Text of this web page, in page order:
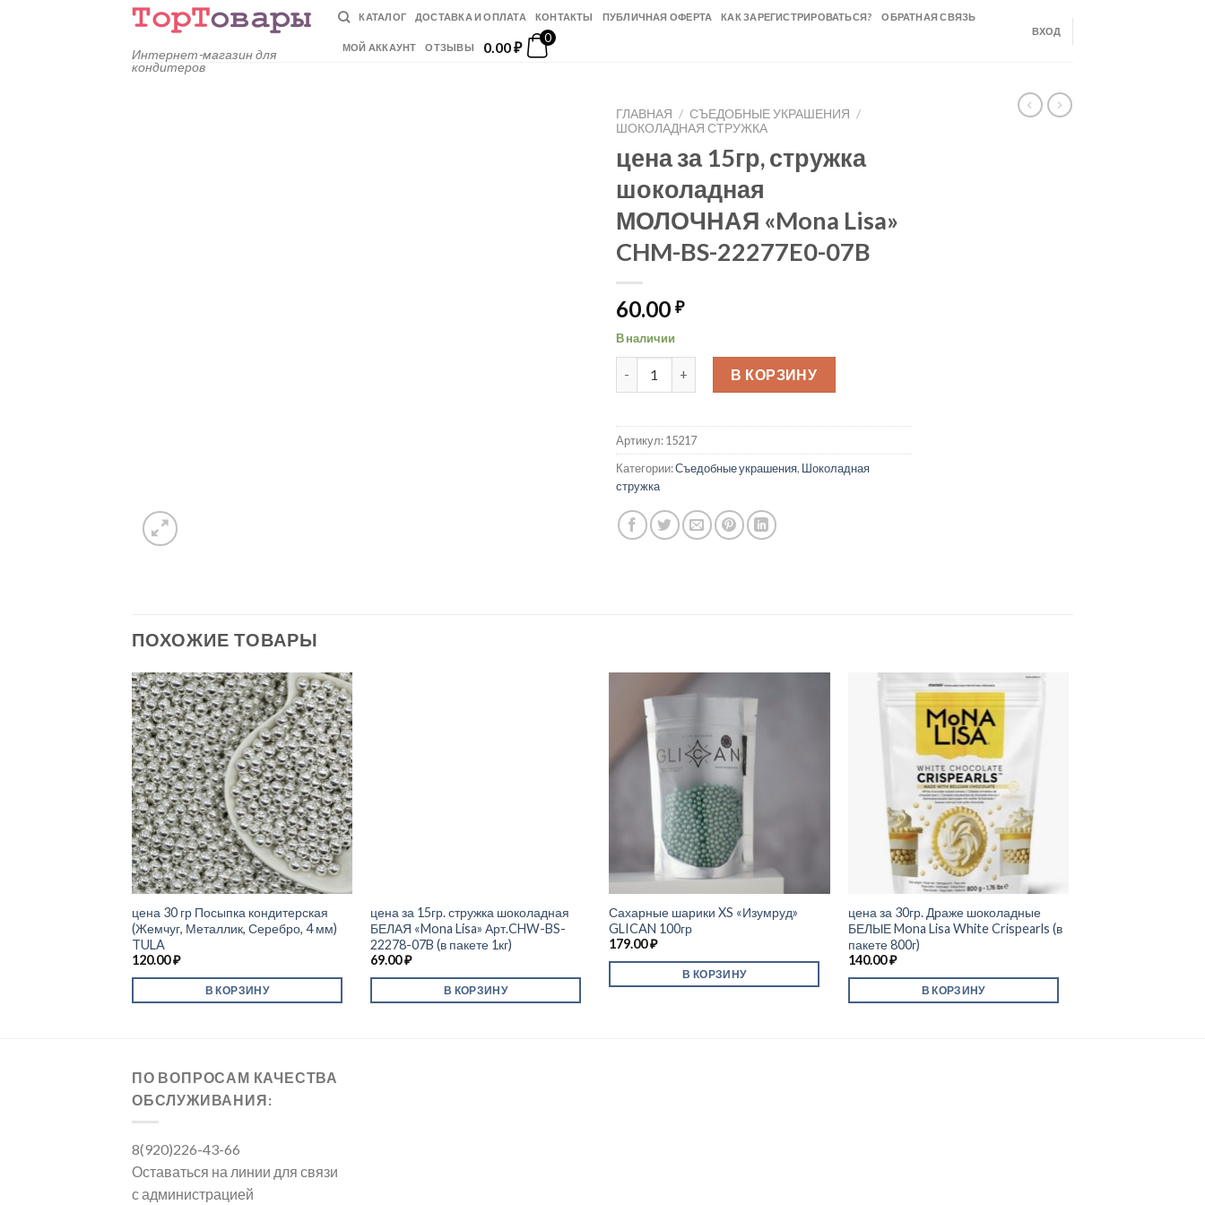
Интернет-магазин для
кондитеров
КАТАЛОГ ДОСТАВКА И ОПЛАТА КОНТАКТЫ ПУБЛИЧНАЯ ОФЕРТА КАК ЗАРЕГИСТРИРОВАТЬСЯ? ОБРАТНАЯ СВЯЗЬ
МОЙ АККАУНТ ОТЗЫВЫ 0.00₽
0 ВХОД
ГЛАВНАЯ / СЪЕДОБНЫЕ УКРАШЕНИЯ /
ШОКОЛАДНАЯ СТРУЖКА
цена за 15гр, стружка
шоколадная
МОЛОЧНАЯ «Mona Lisa»
CHM-BS-22277E0-07B
60.00 ₽
В наличии
Количество товара цена за 15гр, стружка шоколадная МОЛОЧНАЯ "Mona Lisa" CHM-BS-
В КОРЗИНУ
Артикул:15217
Категории:Съедобные украшения, Шоколадная
стружка
ПОХОЖИЕ ТОВАРЫ
цена 30 гр Посыпка кондитерская
(Жемчуг, Металлик, Серебро, 4 мм)
TULA
120.00₽
В КОРЗИНУ
цена за 15гр. стружка шоколадная
БЕЛАЯ «Mona Lisa» Арт.CHW-BS-
22278-07B (в пакете 1кг)
69.00₽
В КОРЗИНУ
Сахарные шарики XS «Изумруд»
GLICAN 100гр
179.00₽
В КОРЗИНУ
цена за 30гр. Драже шоколадные
БЕЛЫЕ Mona Lisa White Crispearls (в
пакете 800г)
140.00₽
В КОРЗИНУ
ПО ВОПРОСАМ КАЧЕСТВА
ОБСЛУЖИВАНИЯ:
8(920)226-43-66
Оставаться на линии для связи
с администрацией